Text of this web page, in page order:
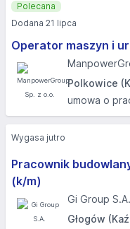
Operator maszyn i
Polkowice
umowa o
Polecana
Dodana 21 lipca
Pracownik
(k/m)
Gi Group S.A.
Głogów
Wygasa jutro